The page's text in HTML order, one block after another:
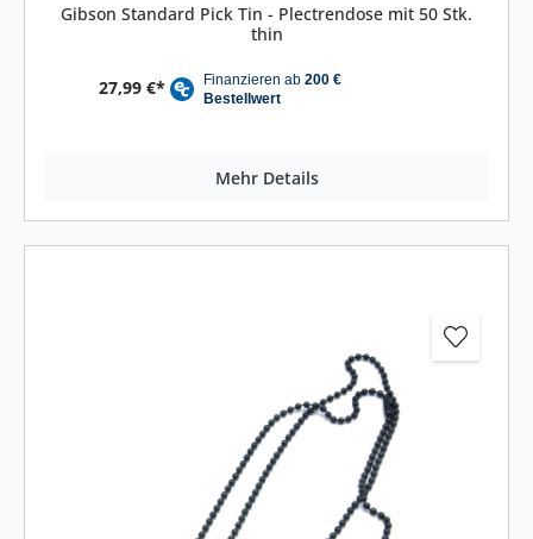
Gibson Standard Pick Tin - Plectrendose mit 50 Stk.
thin
27,99 €*
Mehr Details